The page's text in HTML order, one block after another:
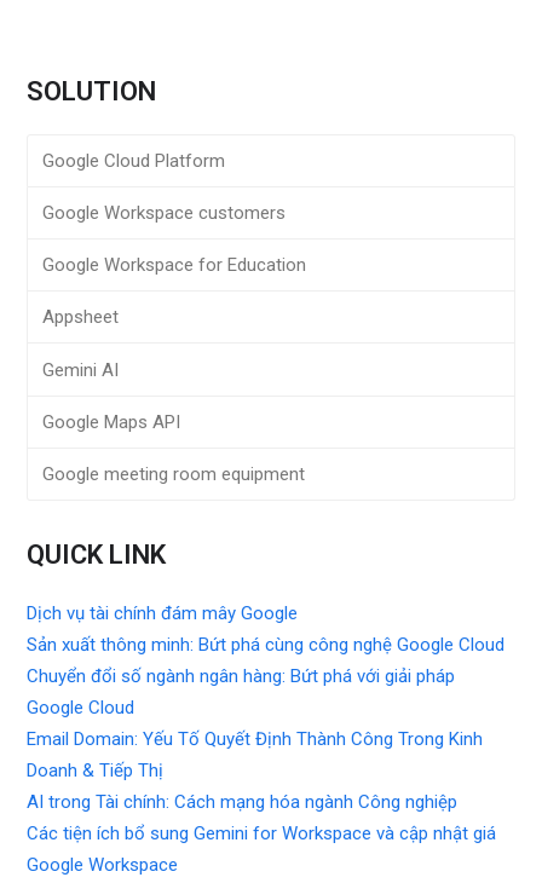
SOLUTION
Google Cloud Platform
Google Workspace customers
Google Workspace for Education
Appsheet
Gemini AI
Google Maps API
Google meeting room equipment
QUICK LINK
Dịch vụ tài chính đám mây Google
Sản xuất thông minh: Bứt phá cùng công nghệ Google Cloud
Chuyển đổi số ngành ngân hàng: Bứt phá với giải pháp
Google Cloud
Email Domain: Yếu Tố Quyết Định Thành Công Trong Kinh
Doanh & Tiếp Thị
AI trong Tài chính: Cách mạng hóa ngành Công nghiệp
Các tiện ích bổ sung Gemini for Workspace và cập nhật giá
Google Workspace